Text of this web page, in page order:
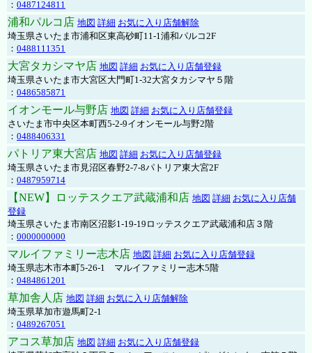
： 0487124811
浦和パルコ店 地図 詳細 お気に入り店舗解除
埼玉県さいたま市浦和区東高砂町11-1浦和パルコ2F
： 0488111351
大宮タカシマヤ店 地図 詳細 お気に入り店舗登録
埼玉県さいたま市大宮区大門町1-32大宮タカシマヤ５階
： 0486585871
イオンモール与野店 地図 詳細 お気に入り店舗登録
さいたま市中央区本町西5-2-9イオンモール与野2階
： 0488406331
パトリア東大宮店 地図 詳細 お気に入り店舗登録
埼玉県さいたま市見沼区春野2-7-8パトリア東大宮2F
： 0487959714
【NEW】ロッテスクエア武蔵浦和店 地図 詳細 お気に入り店舗
登録
埼玉県さいたま市南区沼影1-19-19ロッテスクエア武蔵浦和店３階
： 0000000000
マルイファミリー志木店 地図 詳細 お気に入り店舗登録
埼玉県志木市本町5-26-1 マルイファミリー志木5階
： 0484861201
草加舎人店 地図 詳細 お気に入り店舗解除
埼玉県草加市遊馬町2-1
： 0489267051
アコス草加店 地図 詳細 お気に入り店舗登録